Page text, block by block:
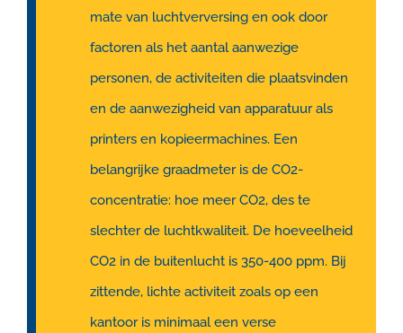
mate van luchtverversing en ook door
factoren als het aantal aanwezige
personen, de activiteiten die plaatsvinden
en de aanwezigheid van apparatuur als
printers en kopieermachines. Een
belangrijke graadmeter is de CO2-
concentratie: hoe meer CO2, des te
slechter de luchtkwaliteit. De hoeveelheid
CO2 in de buitenlucht is 350-400 ppm. Bij
zittende, lichte activiteit zoals op een
kantoor is minimaal een verse